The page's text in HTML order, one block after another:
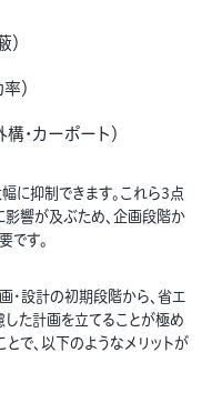
）
・カーポート）
に抑制できます。これら3点
影響が及ぶため、企画段階か
です。
・設計の初期段階から、省エ
た計画を立てることが極め
で、以下のようなメリットが